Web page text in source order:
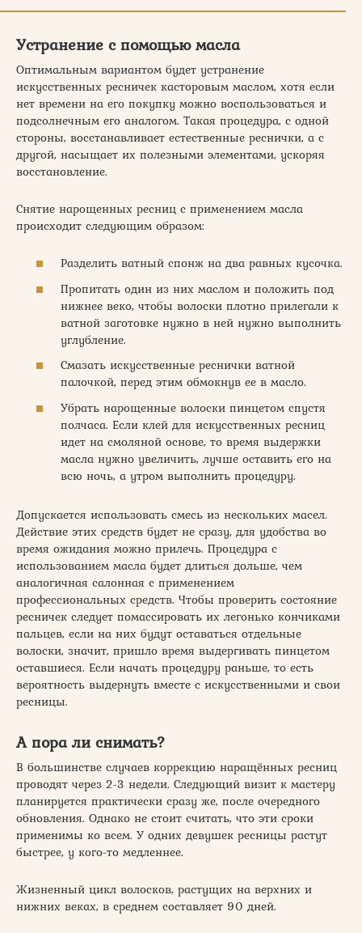
Устранение с помощью масла
Оптимальным вариантом будет устранение
искусственных ресничек касторовым маслом, хотя если
нет времени на его покупку можно воспользоваться и
подсолнечным его аналогом. Такая процедура, с одной
стороны, восстанавливает естественные реснички, а с
другой, насыщает их полезными элементами, ускоряя
восстановление.
Снятие нарощенных ресниц с применением масла
происходит следующим образом:
Разделить ватный спонж на два равных кусочка.
Пропитать один из них маслом и положить под
нижнее веко, чтобы волоски плотно прилегали к
ватной заготовке нужно в ней нужно выполнить
углубление.
Смазать искусственные реснички ватной
палочкой, перед этим обмокнув ее в масло.
Убрать нарощенные волоски пинцетом спустя
полчаса. Если клей для искусственных ресниц
идет на смоляной основе, то время выдержки
масла нужно увеличить, лучше оставить его на
всю ночь, а утром выполнить процедуру.
Допускается использовать смесь из нескольких масел.
Действие этих средств будет не сразу, для удобства во
время ожидания можно прилечь. Процедура с
использованием масла будет длиться дольше, чем
аналогичная салонная с применением
профессиональных средств. Чтобы проверить состояние
ресничек следует помассировать их легонько кончиками
пальцев, если на них будут оставаться отдельные
волоски, значит, пришло время выдергивать пинцетом
оставшиеся. Если начать процедуру раньше, то есть
вероятность выдернуть вместе с искусственными и свои
ресницы.
А пора ли снимать?
В большинстве случаев коррекцию наращённых ресниц
проводят через 2-3 недели. Следующий визит к мастеру
планируется практически сразу же, после очередного
обновления. Однако не стоит считать, что эти сроки
применимы ко всем. У одних девушек ресницы растут
быстрее, у кого-то медленнее.
Жизненный цикл волосков, растущих на верхних и
нижних веках, в среднем составляет 90 дней.